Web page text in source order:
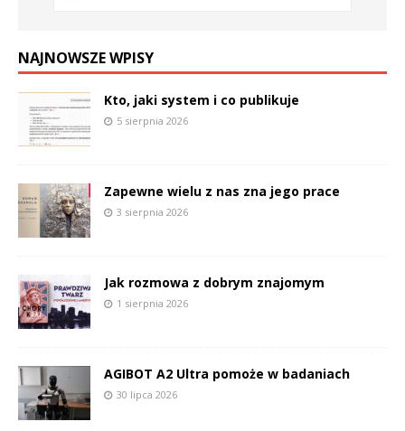
NAJNOWSZE WPISY
Kto, jaki system i co publikuje
5 sierpnia 2026
Zapewne wielu z nas zna jego prace
3 sierpnia 2026
Jak rozmowa z dobrym znajomym
1 sierpnia 2026
AGIBOT A2 Ultra pomoże w badaniach
30 lipca 2026